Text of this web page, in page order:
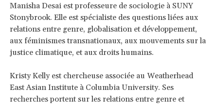
Manisha Desai est professeure de sociologie à SUNY
Stonybrook. Elle est spécialiste des questions liées aux
relations entre genre, globalisation et développement,
aux féminismes transnationaux, aux mouvements sur la
justice climatique, et aux droits humains.
Kristy Kelly est chercheuse associée au Weatherhead
East Asian Institute à Columbia University. Ses
recherches portent sur les relations entre genre et